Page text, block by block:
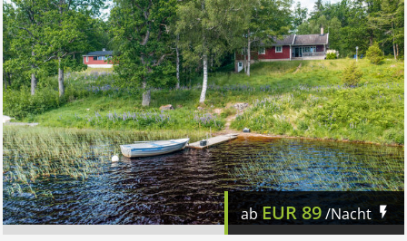
abEUR89/Nacht